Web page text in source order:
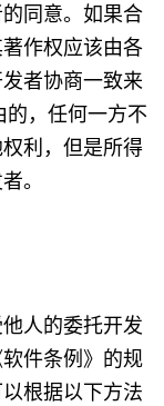
同意。如果合
作权应该由各
者协商一致来
的，任何一方不
利，但是所得
。
人的委托开发
件条例》的规
根据以下方法